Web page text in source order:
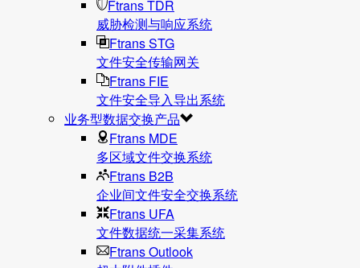
Ftrans TDR
威胁检测与响应系统
Ftrans STG
文件安全传输网关
Ftrans FIE
文件安全导入导出系统
业务型数据交换产品
Ftrans MDE
多区域文件交换系统
Ftrans B2B
企业间文件安全交换系统
Ftrans UFA
文件数据统⼀采集系统
Ftrans Outlook